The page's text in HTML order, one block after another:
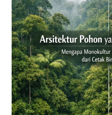
MUSLIM:
ANTARA
KEADILAN,
NASIHAT,
DAN
MENUTUP
PINTU
FITNAH